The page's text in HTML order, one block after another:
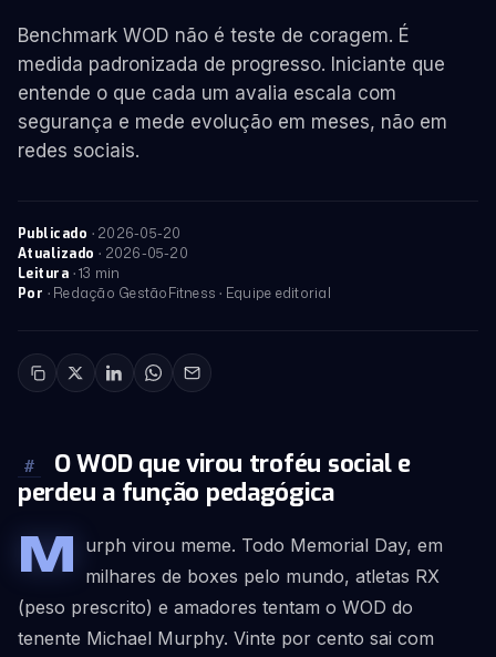
Benchmark WOD não é teste de coragem. É
medida padronizada de progresso. Iniciante que
entende o que cada um avalia escala com
segurança e mede evolução em meses, não em
redes sociais.
Publicado · 2026-05-20
Atualizado · 2026-05-20
Leitura · 13 min
Por · Redação GestãoFitness · Equipe editorial
#
O WOD que virou troféu social e
perdeu a função pedagógica
M urph virou meme. Todo Memorial Day, em
milhares de boxes pelo mundo, atletas RX
(peso prescrito) e amadores tentam o WOD do
tenente Michael Murphy. Vinte por cento sai com